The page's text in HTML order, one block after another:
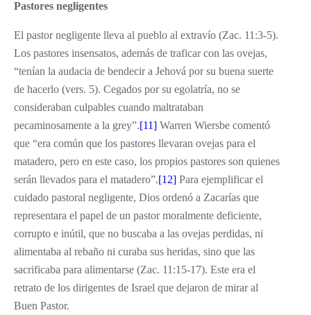
Pastores negligentes
El pastor negligente lleva al pueblo al extravío (Zac. 11:3-5).
Los pastores insensatos, además de traficar con las ovejas,
“tenían la audacia de bendecir a Jehová por su buena suerte
de hacerlo (vers. 5). Cegados por su egolatría, no se
consideraban culpables cuando maltrataban
pecaminosamente a la grey”.[11] Warren Wiersbe comentó
que “era común que los pastores llevaran ovejas para el
matadero, pero en este caso, los propios pastores son quienes
serán llevados para el matadero”.[12] Para ejemplificar el
cuidado pastoral negligente, Dios ordenó a Zacarías que
representara el papel de un pastor moralmente deficiente,
corrupto e inútil, que no buscaba a las ovejas perdidas, ni
alimentaba al rebaño ni curaba sus heridas, sino que las
sacrificaba para alimentarse (Zac. 11:15-17). Este era el
retrato de los dirigentes de Israel que dejaron de mirar al
Buen Pastor.